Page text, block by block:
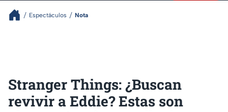
Espectáculos Nota
Stranger Things: ¿Buscan
revivir a Eddie? Estas son